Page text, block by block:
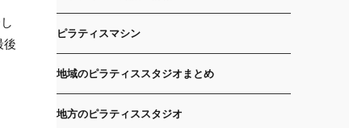
後
ピラティスマシン
地域のピラティススタジオまとめ
地方のピラティススタジオ